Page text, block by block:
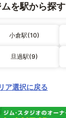
を駅から探す
小倉駅(10)
旦過駅(9)
ア選択に戻る